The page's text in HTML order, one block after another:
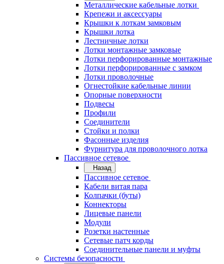
Металлические кабельные лотки
Крепежи и аксессуары
Крышки к лоткам замковым
Крышки лотка
Лестничные лотки
Лотки монтажные замковые
Лотки перфорированные монтажные
Лотки перфорированные с замком
Лотки проволочные
Огнестойкие кабельные линии
Опорные поверхности
Подвесы
Профили
Соединители
Стойки и полки
Фасонные изделия
Фурнитура для проволочного лотка
Пассивное сетевое
Назад
Пассивное сетевое
Кабели витая пара
Колпачки (буты)
Коннекторы
Лицевые панели
Модули
Розетки настенные
Сетевые патч корды
Соединительные панели и муфты
Системы безопасности